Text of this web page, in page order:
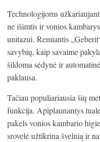
Technologijoms
ne išimtis ir vonios
unitazui. Remiantis
savybių, kaip savaime
šildoma sėdynė ir
paklausa.
Tačiau populiariausia šių
funkcija. Apiplaunantys
pakels vonios kambario
srovelė užtikrina švelnią ir